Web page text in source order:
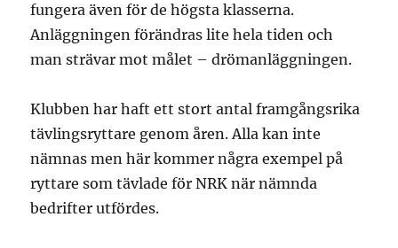
fungera även för de högsta klasserna.
Anläggningen förändras lite hela tiden och
man strävar mot målet – drömanläggningen.
Klubben har haft ett stort antal framgångsrika
tävlingsryttare genom åren. Alla kan inte
nämnas men här kommer några exempel på
ryttare som tävlade för NRK när nämnda
bedrifter utfördes.